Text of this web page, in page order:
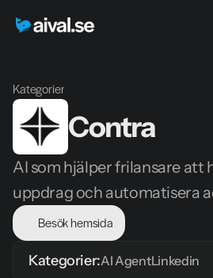
Kategorier
Contra
AI som hjälper frilansare att
uppdrag och automatisera
Besök hemsida
Kategorier:AI AgentLinkedin